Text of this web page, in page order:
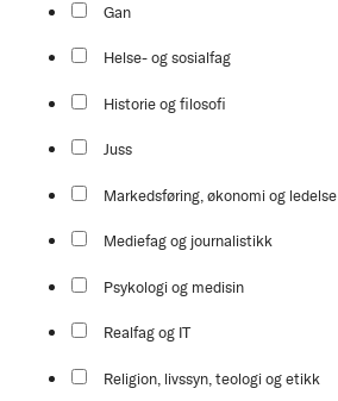
Gan
Helse- og sosialfag
Historie og filosofi
Juss
Markedsføring, økonomi og ledelse
Mediefag og journalistikk
Psykologi og medisin
Realfag og IT
Religion, livssyn, teologi og etikk